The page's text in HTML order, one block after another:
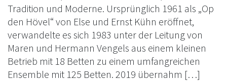
Tradition und Moderne. Ursprünglich 1961 als „Op
den Hövel“ von Else und Ernst Kühn eröffnet,
verwandelte es sich 1983 unter der Leitung von
Maren und Hermann Vengels aus einem kleinen
Betrieb mit 18 Betten zu einem umfangreichen
Ensemble mit 125 Betten. 2019 übernahm […]